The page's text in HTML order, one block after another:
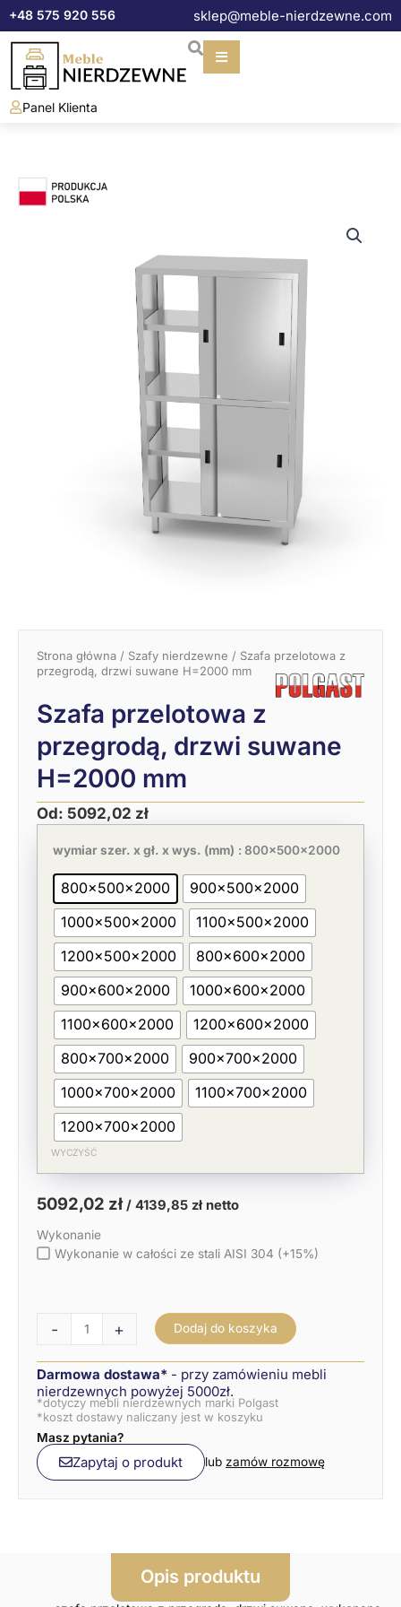
do+48 575 920 556 sklep@meble-nierdzewne.com
Panel Klienta
Strona główna / Szafy nierdzewne / Szafa przelotowa z
przegrodą, drzwi suwane H=2000 mm
Szafa przelotowa z
przegrodą, drzwi suwane
H=2000 mm
Od: 5092,02 zł
wymiar szer. x gł. x wys. (mm) : 800x500x2000
800x500x2000
900x500x2000
1000x500x2000
1100x500x2000
1200x500x2000
800x600x2000
900x600x2000
1000x600x2000
1100x600x2000
1200x600x2000
800x700x2000
900x700x2000
1000x700x2000
1100x700x2000
1200x700x2000
WYCZYŚĆ
Pierwotna
cena
wynosiła:
7833,87 zł.
5092,02 zł
Aktualna
cena
wynosi:
5092,02 zł.
/ 4139,85 złnetto
Wykonanie
Wykonanie w całości ze stali AISI 304 (+15%)
-
Szafa
przelotowa
przegrodą,
drzwi
suwane
H=2000
+ Dodaj do koszyka
Darmowa dostawa* - przy zamówieniu mebli
nierdzewnych powyżej 5000zł.
*dotyczy mebli nierdzewnych marki Polgast
*koszt dostawy naliczany jest w koszyku
Masz pytania?
Zapytaj o produkt lub zamów rozmowę
Opis produktu